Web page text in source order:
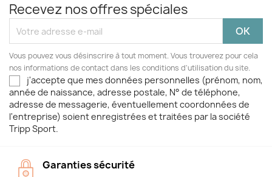
Recevez nos offres spéciales
Vous pouvez vous désinscrire à tout moment. Vous trouverez pour cela
nos informations de contact dans les conditions d'utilisation du site.
j'accepte que mes données personnelles (prénom, nom,
année de naissance, adresse postale, N° de téléphone,
adresse de messagerie, éventuellement coordonnées de
l'entreprise) soient enregistrées et traitées par la société
Tripp Sport.
Garanties sécurité